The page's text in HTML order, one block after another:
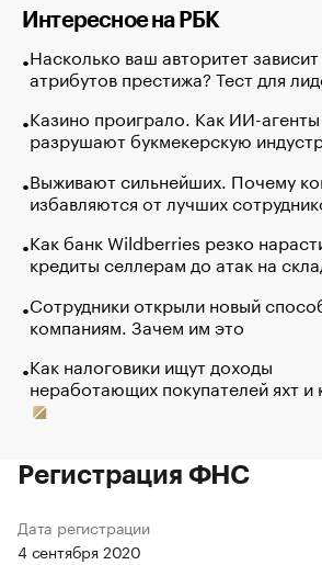
Интересное на РБК
Насколько ваш авторитет
атрибутов престижа? Тест для
Казино проиграло. Как ИИ-агенты
разрушают букмекерскую
Выживают сильнейших. Почему
избавляются от лучших
Как банк Wildberries резко
кредиты селлерам до атак на
Сотрудники открыли новый
компаниям. Зачем им это
Как налоговики ищут доходы
неработающих покупателей яхт и
Регистрация ФНС
Дата регистрации
4 сентября 2020